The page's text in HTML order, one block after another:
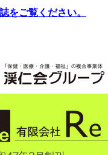
をご覧ください。